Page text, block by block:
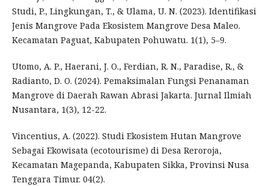
Studi, P., Lingkungan, T., & Ulama, U. N. (2023). Identifikasi
Jenis Mangrove Pada Ekosistem Mangrove Desa Maleo.
Kecamatan Paguat, Kabupaten Pohuwatu. 1(1), 5–9.
Utomo, A. P., Haerani, J. O., Ferdian, R. N., Paradise, R., &
Radianto, D. O. (2024). Pemaksimalan Fungsi Penanaman
Mangrove di Daerah Rawan Abrasi Jakarta. Jurnal Ilmiah
Nusantara, 1(3), 12-22.
Vincentius, A. (2022). Studi Ekosistem Hutan Mangrove
Sebagai Ekowisata (ecotourisme) di Desa Reroroja,
Kecamatan Magepanda, Kabupaten Sikka, Provinsi Nusa
Tenggara Timur. 04(2).